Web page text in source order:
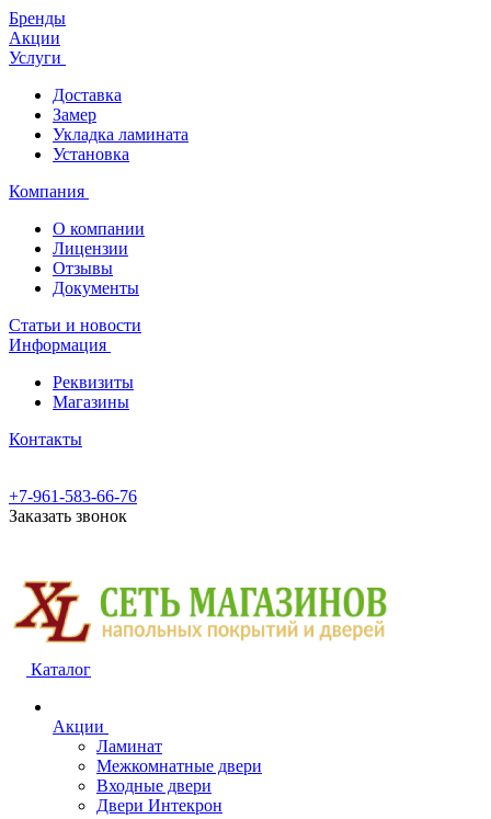
Бренды
Акции
Услуги
Доставка
Замер
Укладка ламината
Установка
Компания
О компании
Лицензии
Отзывы
Документы
Статьи и новости
Информация
Реквизиты
Магазины
Контакты
+7-961-583-66-76
Заказать звонок
Каталог
Акции
Ламинат
Межкомнатные двери
Входные двери
Двери Интекрон